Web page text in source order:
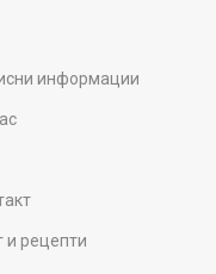
информации
и рецепти